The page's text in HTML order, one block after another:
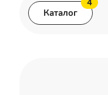
Каталог
4